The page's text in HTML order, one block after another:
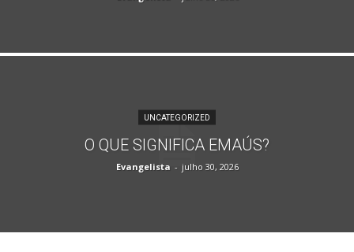
UNCATEGORIZED
O QUE SIGNIFICA EMAÚS?
Evangelista - julho 30, 2026